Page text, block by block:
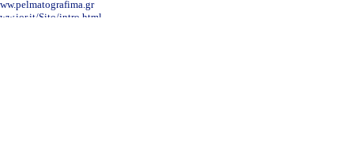
Sito/intro.html